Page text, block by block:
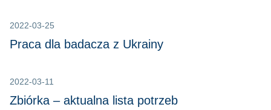
2022-03-25
Praca dla badacza z Ukrainy
2022-03-11
Zbiórka – aktualna lista potrzeb